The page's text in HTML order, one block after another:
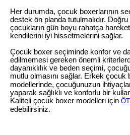
Her durumda, çocuk boxerlarının
destek ön planda tutulmalıdır.
çocukların gün boyu rahatça
kendilerini iyi hissetmelerini sağlar.
Çocuk boxer seçiminde konfor ve
edilmemesi gereken önemli
dayanıklılık ve beden seçimi,
mutlu olmasını sağlar. Erkek çocuk
modellerinde, çocuğunuzun
yaparak sağlıklı ve konforlu bir
Kaliteli çocuk boxer modelleri için
edebilirsiniz.